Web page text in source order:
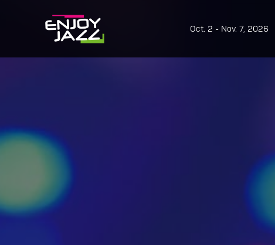
Oct. 2 - Nov. 7, 2026